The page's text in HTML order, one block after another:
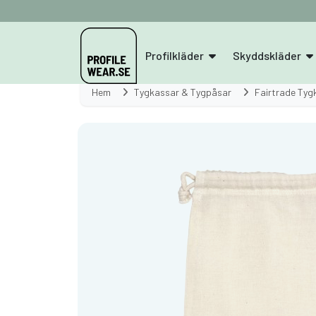
Profilkläder Skyddskläder
Hem Tygkassar & Tygpåsar Fairtrade